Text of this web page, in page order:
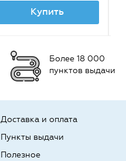
Купить
Более 18 000
пунктов выдачи
Доставка и оплата
Пункты выдачи
Полезное